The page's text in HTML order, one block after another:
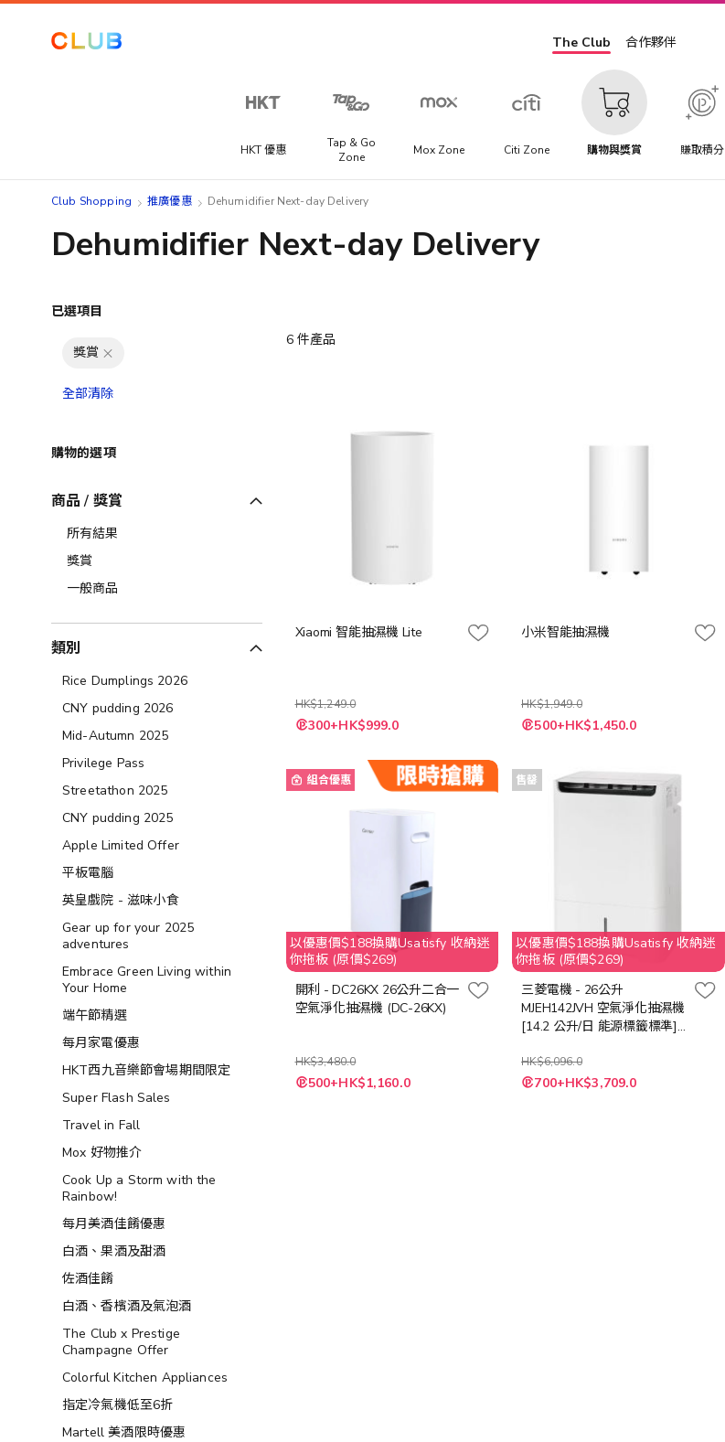
The Club 合作夥伴
HKT 優惠
Tap & Go
Zone
Mox Zone Citi Zone 購物與獎賞 賺取積分
Club Shopping 推廣優惠 Dehumidifier Next-day Delivery
Dehumidifier Next-day Delivery
6件產品
Xiaomi 智能抽濕機 Lite
HK$1,249.0
特
殊300+HK$999.0
小米智能抽濕機
HK$1,949.0
特
殊 500+HK$1,450.0
組合優惠
以優惠價$188換購Usatisfy 收納迷
你拖板 (原價$269)
開利 - DC26KX 26公升二合一
空氣淨化抽濕機 (DC-26KX)
HK$3,480.0
特
殊 500+HK$1,160.0
售罄
以優惠價$188換購Usatisfy 收納迷
你拖板 (原價$269)
三菱電機 - 26公升
MJEH142JVH 空氣淨化抽濕機
[14.2 公升/日 能源標籤標準]
HK$6,096.0
特
殊 700+HK$3,709.0
已選項目
獎賞
全部清除
購物的選項
商品 / 獎賞
所有結果
獎賞
一般商品
類別
Rice Dumplings 2026
CNY pudding 2026
Mid-Autumn 2025
Privilege Pass
Streetathon 2025
CNY pudding 2025
Apple Limited Offer
平板電腦
英皇戲院 - 滋味小食
Gear up for your 2025
adventures
Embrace Green Living within
Your Home
端午節精選
每月家電優惠
HKT西九音樂節會場期間限定
Super Flash Sales
Travel in Fall
Mox 好物推介
Cook Up a Storm with the
Rainbow!
每月美酒佳餚優惠
白酒、果酒及甜酒
佐酒佳餚
白酒、香檳酒及氣泡酒
The Club x Prestige
Champagne Offer
Colorful Kitchen Appliances
指定冷氣機低至6折
Martell 美酒限時優惠